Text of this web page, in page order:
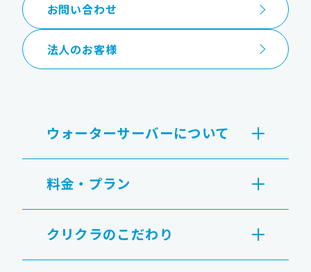
お問い合わせ
法人のお客様
ウォーターサーバーについて
料金・プラン
クリクラのこだわり